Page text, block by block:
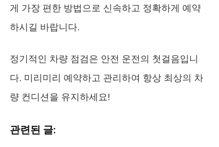
게 가장 편한 방법으로 신속하고 정확하게 예약
하시길 바랍니다.
정기적인 차량 점검은 안전 운전의 첫걸음입니
다. 미리미리 예약하고 관리하여 항상 최상의 차
량 컨디션을 유지하세요!
관련된 글: